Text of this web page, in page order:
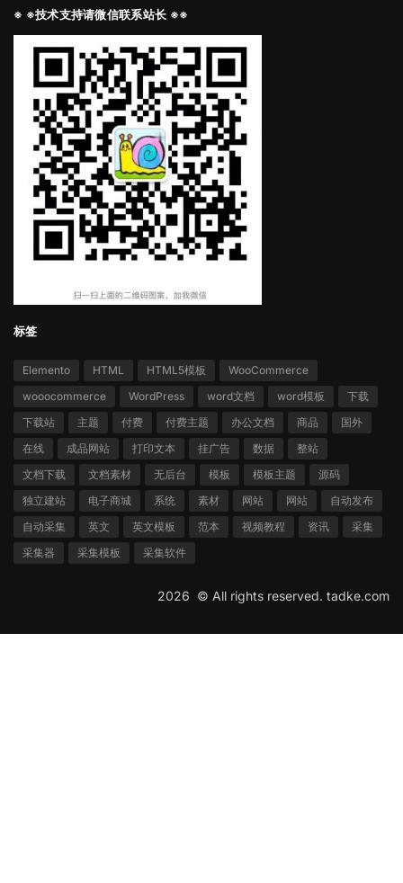
※ ※技术支持请微信联系站长 ※※
标签
Elemento HTML HTML5模板
WooCommerce
wooocommerce
WordPress word文档 word模板
下载
下载站
主题 付费 付费主题 办公文档 商品
国外
在线
成品网站 打印文本 挂广告 数据
整站
文档下载
文档素材 无后台 模板 模板主题
源码
独立建站
电子商城 系统 素材 网站 网站
自动发布
自动采集
英文 英文模板 范本 视频教程 资讯
采集
采集器
采集模板 采集软件
2026 © All rights reserved. tadke.com